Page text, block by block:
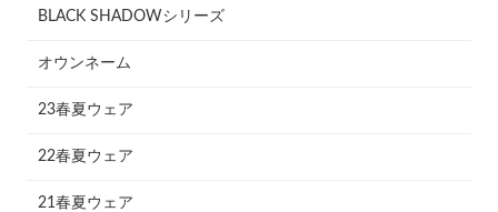
BLACK SHADOWシリーズ
オウンネーム
23春夏ウェア
22春夏ウェア
21春夏ウェア